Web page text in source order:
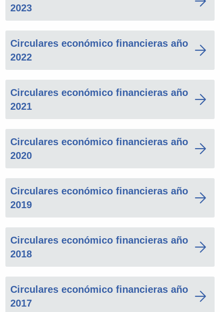
2023
Circulares económico financieras año
2022
Circulares económico financieras año
2021
Circulares económico financieras año
2020
Circulares económico financieras año
2019
Circulares económico financieras año
2018
Circulares económico financieras año
2017